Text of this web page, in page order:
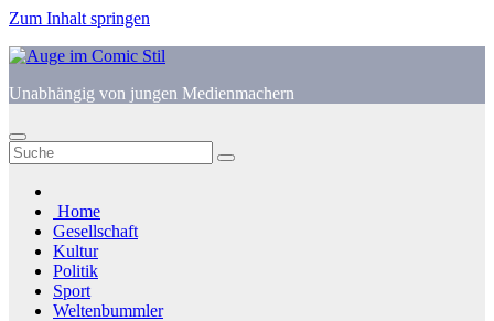
Zum Inhalt springen
Unabhängig von jungen Medienmachern
Home
Gesellschaft
Kultur
Politik
Sport
Weltenbummler